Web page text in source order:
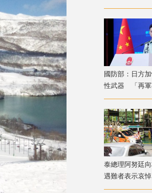
織致病患無法
國防部：日方
性武器 「再軍
是地區和平穩
泰總理阿努廷
遇難者表示哀
開調查